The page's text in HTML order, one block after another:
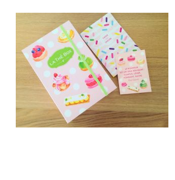
Comment puis-je
vous aider ?
ME CONTACTER